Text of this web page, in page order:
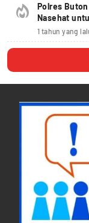
Polres
Nasehat
1 tahun yang